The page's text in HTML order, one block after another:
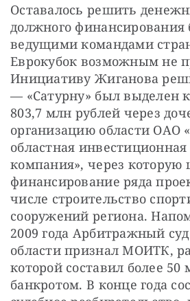
Оставалось решить
должного финансирования
ведущими командами
Еврокубок возможным не
Инициативу Жиганова
— «Сатурну» был выделен
803,7 млн рублей через
организацию области ОАО
областная инвестиционная
компания», через которую
финансирование ряда
числе строительство
сооружений региона.
2009 года Арбитражный
области признал МОИТК,
которой составил более 50
банкротом. В конце года